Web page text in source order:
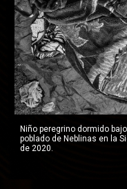
Niño peregrino dormido
poblado de Neblinas en la
de 2020.